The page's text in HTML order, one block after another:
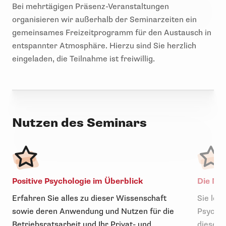
Bei mehrtägigen Präsenz-Veranstaltungen
organisieren wir außerhalb der Seminarzeiten ein
gemeinsames Freizeitprogramm für den Austausch in
entspannter Atmosphäre. Hierzu sind Sie herzlich
eingeladen, die Teilnahme ist freiwillig.
Nutzen des Seminars
Positive Psychologie im Überblick
Erfahren Sie alles zu dieser Wissenschaft
sowie deren Anwendung und Nutzen für die
Die
Sie